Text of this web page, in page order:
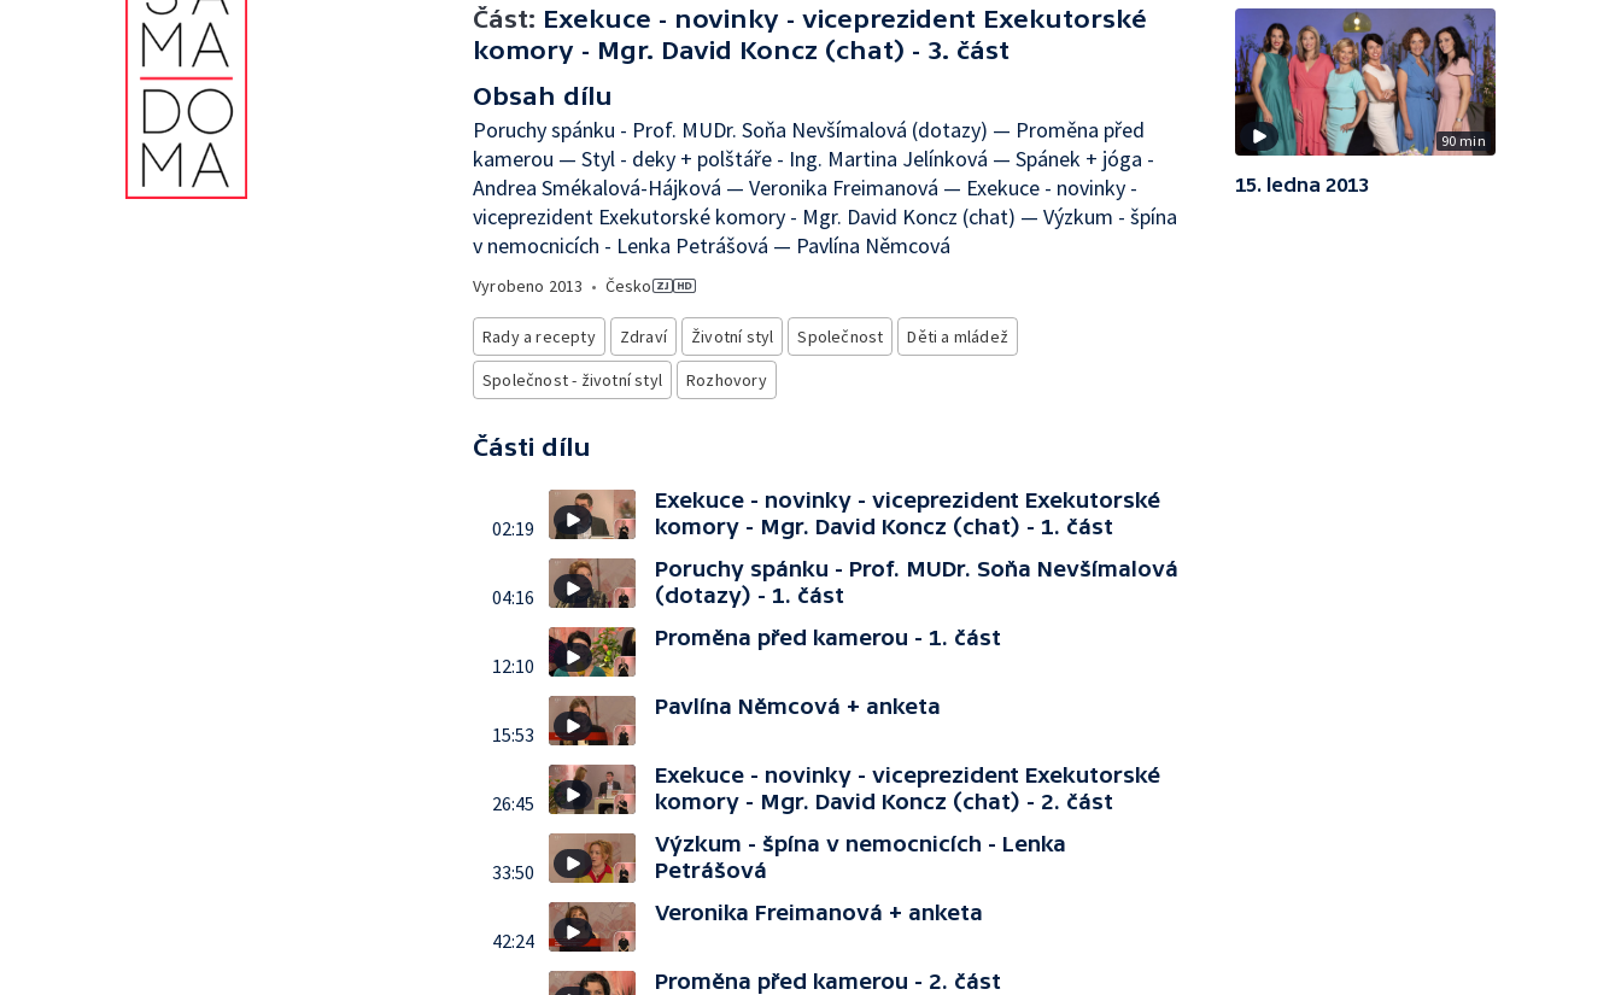
Část: Exekuce - novinky - viceprezident Exekutorské
komory - Mgr. David Koncz (chat) - 3. část
Obsah dílu
Poruchy spánku - Prof. MUDr. Soňa Nevšímalová (dotazy) — Proměna před
kamerou — Styl - deky + polštáře - Ing. Martina Jelínková — Spánek + jóga -
Andrea Smékalová-Hájková — Veronika Freimanová — Exekuce - novinky -
viceprezident Exekutorské komory - Mgr. David Koncz (chat) — Výzkum - špína
v nemocnicích - Lenka Petrášová — Pavlína Němcová
Vyrobeno 2013 • Česko
Rady a recepty Zdraví Životní styl Společnost
Děti a mládež
Společnost - životní styl
Rozhovory
Části dílu
02:19
Exekuce - novinky - viceprezident Exekutorské
komory - Mgr. David Koncz (chat) - 1. část
04:16
Poruchy spánku - Prof. MUDr. Soňa Nevšímalová
(dotazy) - 1. část
12:10
Proměna před kamerou - 1. část
15:53
Pavlína Němcová + anketa
26:45
Exekuce - novinky - viceprezident Exekutorské
komory - Mgr. David Koncz (chat) - 2. část
33:50
Výzkum - špína v nemocnicích - Lenka
Petrášová
42:24
Veronika Freimanová + anketa
Proměna před kamerou - 2. část
90 min
15. ledna 2013